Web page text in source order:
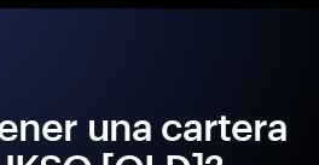
una cartera